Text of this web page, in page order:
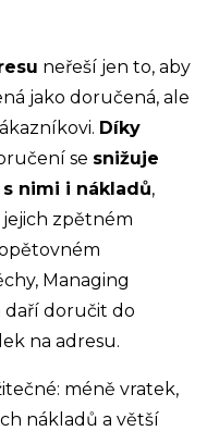
neřeší jen to, aby
jako doručená, ale
Díky
se snižuje
nimi i nákladů,
zpětném
Managing
daří doručit do
na adresu.
méně vratek,
nákladů a větší